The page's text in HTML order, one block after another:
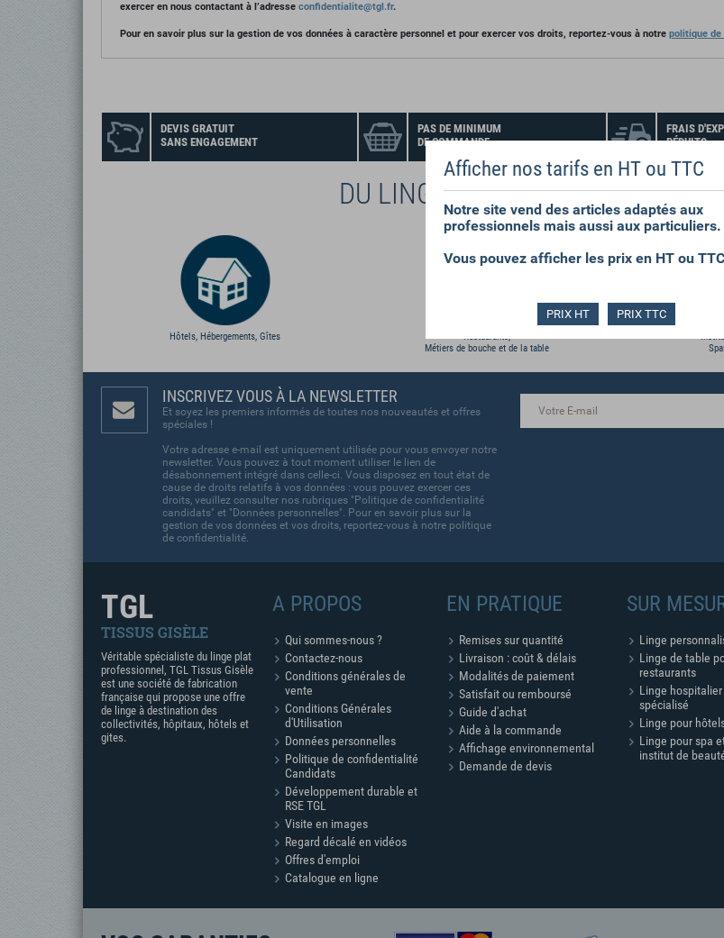
exercer en nous contactant à l’adresse confidentialite@tgl.fr.
Pour en savoir plus sur la gestion de vos données à caractère personnel et pour exercer vos droits, reportez-vous à notre politique
DEVIS GRATUIT
SANS ENGAGEMENT
PAS DE MINIMUM
DE COMMANDE
FRAIS
RÉDUITS
DU LINGE POUR CHAQUE
Hôtels, Hébergements, Gîtes
Restaurants,
Métiers de bouche et de la table
INSCRIVEZ VOUS À LA NEWSLETTER
Et soyez les premiers informés de toutes nos nouveautés et offres
spéciales !
Votre adresse e-mail est uniquement utilisée pour vous envoyer notre
newsletter. Vous pouvez à tout moment utiliser le lien de
désabonnement intégré dans celle-ci. Vous disposez en tout état de
cause de droits relatifs à vos données : vous pouvez exercer ces
droits, veuillez consulter nos rubriques "Politique de confidentialité
candidats" et "Données personnelles". Pour en savoir plus sur la
gestion de vos données et vos droits, reportez-vous à notre politique
de confidentialité.
TGL
TISSUS GISÈLE
Véritable spécialiste du linge plat
professionnel, TGL Tissus Gisèle
est une société de fabrication
française qui propose une offre
de linge à destination des
collectivités, hôpitaux, hôtels et
gites.
A PROPOS
Qui sommes-nous ?
Contactez-nous
Conditions générales de
vente
Conditions Générales
d'Utilisation
Données personnelles
Politique de confidentialité
Candidats
Développement durable et
RSE TGL
Visite en images
Regard décalé en vidéos
Offres d'emploi
Catalogue en ligne
EN PRATIQUE
Remises sur quantité
Livraison : coût & délais
Modalités de paiement
Satisfait ou remboursé
Guide d'achat
Aide à la commande
Affichage environnemental
Demande de devis
SUR
Linge
Linge de table
restaurants
Linge hospitalier
spécialisé
Linge pour
Linge pour spa
institut de
Afficher nos tarifs en HT ou TTC
Notre site vend des articles adaptés aux
professionnels mais aussi aux particuliers.
Vous pouvez afficher les prix en HT ou
PRIX HT PRIX TTC